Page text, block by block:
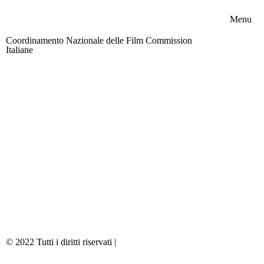
Coordinamento Nazionale delle Film Commission
Italiane
Menu
© 2022 Tutti i diritti riservati |